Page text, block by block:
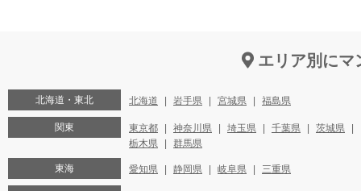
エリア別にマ
北海道・東北 北海道 岩手県 宮城県 福島県
関東 東京都 神奈川県 埼玉県 千葉県
茨城県
栃木県
群馬県
東海 愛知県 静岡県 岐阜県 三重県